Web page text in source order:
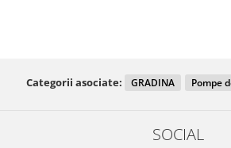
Categorii asociate: GRADINA Pompe
SOCIAL